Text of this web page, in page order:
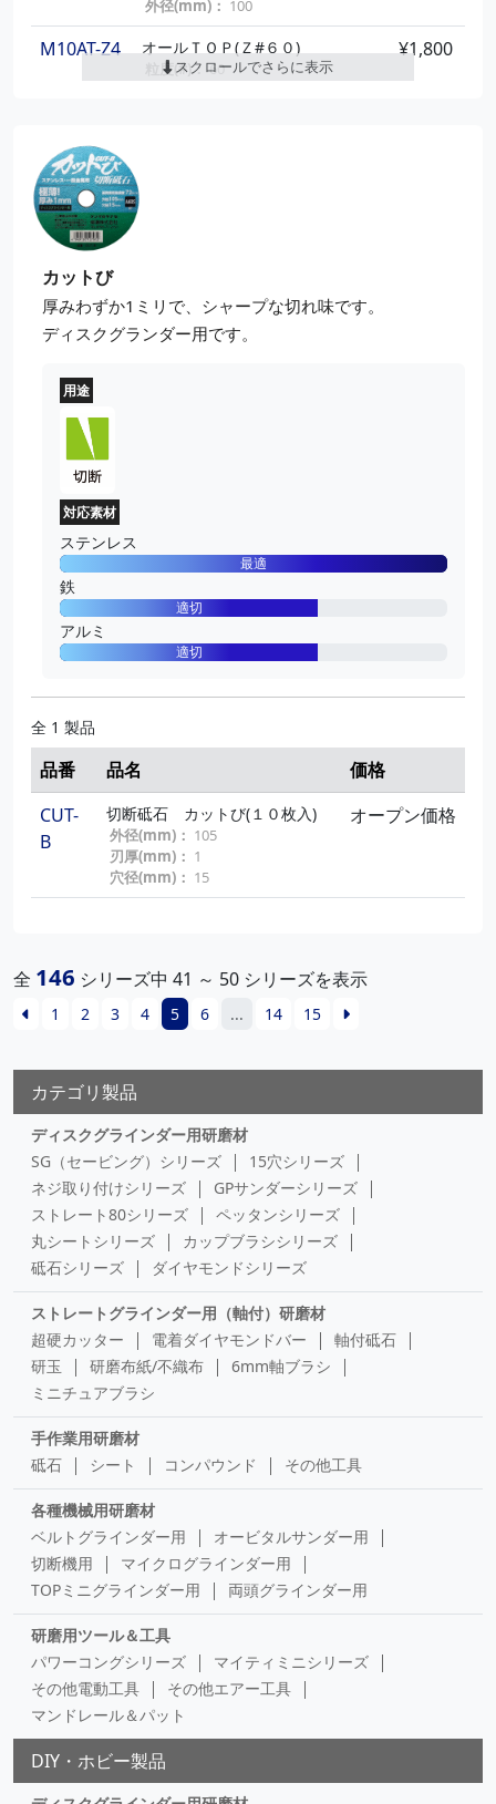
外径(mm)： 100
M10AT-Z4 オールＴＯＰ(Ｚ#６０)
粒度(#)：60
¥1,800
M10AT-Z5
スクロールでさらに表示
カットび
厚みわずか1ミリで、シャープな切れ味です。
ディスクグランダー用です。
用途
対応素材
ステンレス
最適
鉄
適切
アルミ
適切
全 1 製品
品番 品名
価格
CUT-
B
切断砥石 カットび(１０枚入)
外径(mm)： 105
刃厚(mm)： 1
穴径(mm)： 15
オープン価格
全 146 シリーズ中 41 ～ 50 シリーズを表示
1 2 3 4 5 6 ... 14 15
カテゴリ製品
ディスクグラインダー用研磨材
SG（セービング）シリーズ
15穴シリーズ
ネジ取り付けシリーズ
GPサンダーシリーズ
ストレート80シリーズ
ペッタンシリーズ
丸シートシリーズ
カップブラシシリーズ
砥石シリーズ
ダイヤモンドシリーズ
ストレートグラインダー用（軸付）研磨材
超硬カッター
電着ダイヤモンドバー
軸付砥石
研玉
研磨布紙/不織布
6mm軸ブラシ
ミニチュアブラシ
手作業用研磨材
砥石
シート コンパウンド その他工具
各種機械用研磨材
ベルトグラインダー用
オービタルサンダー用
切断機用
マイクログラインダー用
TOPミニグラインダー用
両頭グラインダー用
研磨用ツール＆工具
パワーコングシリーズ
マイティミニシリーズ
その他電動工具
その他エアー工具
マンドレール＆パット
DIY・ホビー製品